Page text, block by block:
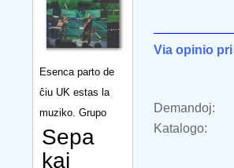
Esenca parto de
ĉiu UK estas la
muziko. Grupo
Sepa
kaj
Via opinio pri
Demandoj:
Katalogo: